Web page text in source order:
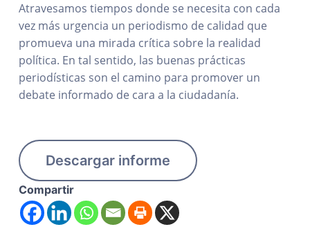
Atravesamos tiempos donde se necesita con cada
vez más urgencia un periodismo de calidad que
promueva una mirada crítica sobre la realidad
política. En tal sentido, las buenas prácticas
periodísticas son el camino para promover un
debate informado de cara a la ciudadanía.
Descargar informe
Compartir